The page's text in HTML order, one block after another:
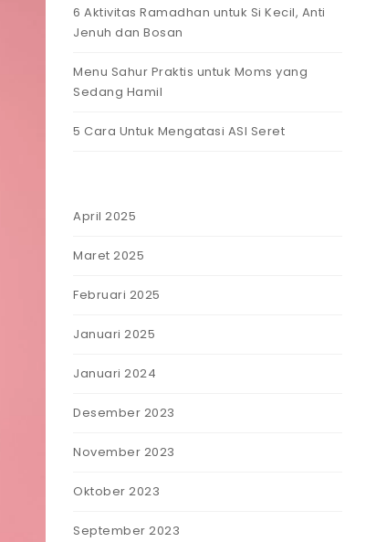
6 Aktivitas Ramadhan untuk Si Kecil, Anti
Jenuh dan Bosan
Menu Sahur Praktis untuk Moms yang
Sedang Hamil
5 Cara Untuk Mengatasi ASI Seret
April 2025
Maret 2025
Februari 2025
Januari 2025
Januari 2024
Desember 2023
November 2023
Oktober 2023
September 2023